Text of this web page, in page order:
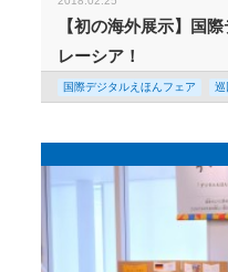
【初の海外展示】国
レーシア！
国際デジタルえほんフェア 巡